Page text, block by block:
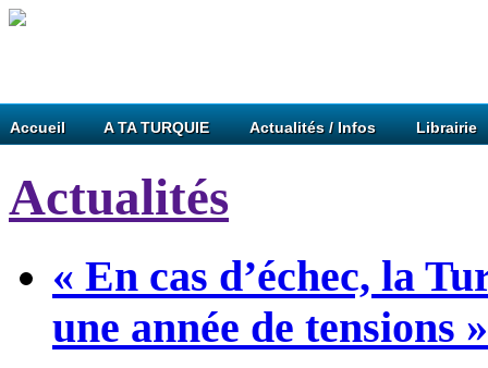
Accueil A TA TURQUIE Actualités / Infos Librairie
Actualités
« En cas d’échec, la
une année de tensions »